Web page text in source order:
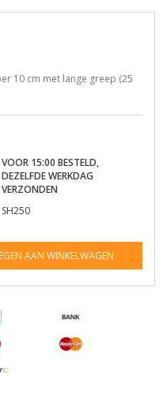
10 cm met lange greep (25
VOOR 15:00 BESTELD,
DEZELFDE WERKDAG
VERZONDEN
SH250
AAN WINKELWAGEN